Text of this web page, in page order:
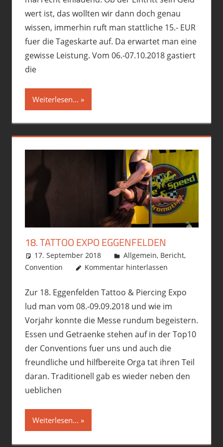
wert ist, das wollten wir dann doch genau
wissen, immerhin ruft man stattliche 15.- EUR
fuer die Tageskarte auf. Da erwartet man eine
gewisse Leistung. Vom 06.-07.10.2018 gastiert
die
Weiterlesen...
18. TATTOO EXPO EGGENFELDEN
17. September 2018 philofax
Allgemein, Bericht,
Convention
Kommentar hinterlassen
Zur 18. Eggenfelden Tattoo & Piercing Expo
lud man vom 08.-09.09.2018 und wie im
Vorjahr konnte die Messe rundum begeistern.
Essen und Getraenke stehen auf in der Top10
der Conventions fuer uns und auch die
freundliche und hilfbereite Orga tat ihren Teil
daran. Traditionell gab es wieder neben den
ueblichen
Weiterlesen...